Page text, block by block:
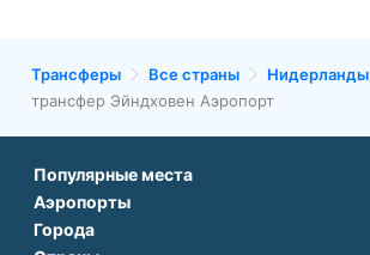
Трансферы Все страны Нидерланды
трансфер Эйндховен Аэропорт
Популярные места
Аэропорт Подгорицы
Аэропорт Белграда
Аэропорты
Аэропорт Антальи
Города